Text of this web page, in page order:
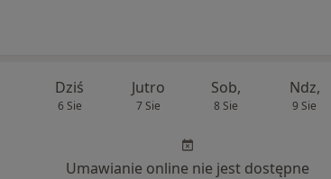
Dziś
6 Sie
Jutro
7 Sie
Sob,
8 Sie
Ndz,
9 Sie
Umawianie online nie jest dostępne